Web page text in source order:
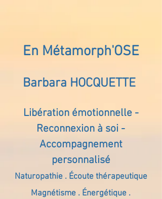
En Métamorph'OSE
Barbara HOCQUETTE
Libération émotionnelle -
Reconnexion à soi -
Accompagnement
personnalisé
Naturopathie . Écoute thérapeutique
Magnétisme . Énergétique .